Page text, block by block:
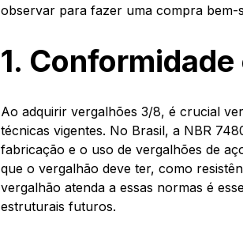
observar para fazer uma compra bem-
1.
Ao adquirir vergalhões 3/8, é crucial
técnicas vigentes. No Brasil, a NBR
fabricação e o uso de vergalhões de
que o vergalhão deve ter, como
vergalhão atenda a essas normas é
estruturais futuros.